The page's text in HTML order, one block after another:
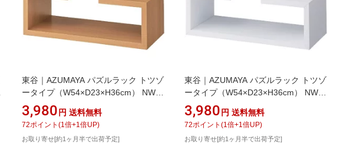
東谷｜AZUMAYA パズルラック トツゾ
ータイプ（W54×D23×H36cm） NWS-
559NA ナチュラル
3,980 円 送料無料
72ポイント (1 倍+1 倍UP)
お取り寄せ[約1ヶ月半で出荷予定]
東谷｜AZUMAYA パズルラック トツゾ
ータイプ（W54×D23×H36cm） NWS-
559WH ホワイト
3,980 円 送料無料
72ポイント (1 倍+1 倍UP)
お取り寄せ[約1ヶ月半で出荷予定]